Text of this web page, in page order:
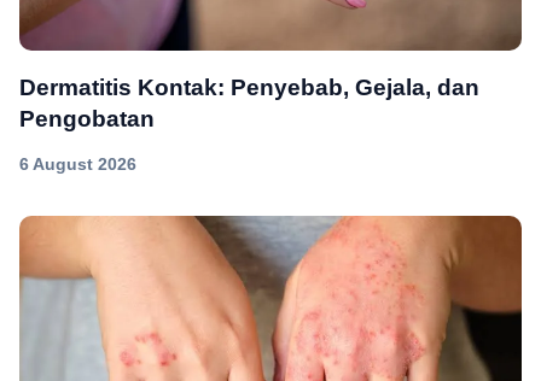
Dermatitis Kontak: Penyebab, Gejala, dan
Pengobatan
6 August 2026